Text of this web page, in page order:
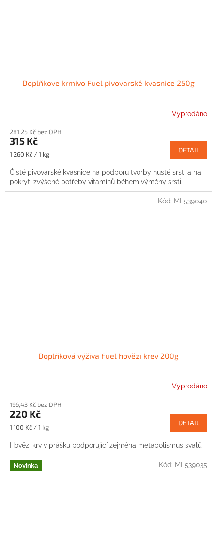
Doplňkove krmivo Fuel pivovarské kvasnice 250g
Vyprodáno
281,25 Kč bez DPH
315 Kč
Měrná
1 260 Kč / 1 kg
DETAIL
Čisté pivovarské kvasnice na podporu tvorby husté srsti a na
pokrytí zvýšené potřeby vitamínů během výměny srsti.
Doplňková výživa Fuel hovězí krev 200g
Vyprodáno
196,43 Kč bez DPH
220 Kč
Měrná
1 100 Kč / 1 kg
DETAIL
Hovězi krv v prášku podporující zejména metabolismus svalů.
Kód: ML539040
Novinka Kód: ML539035